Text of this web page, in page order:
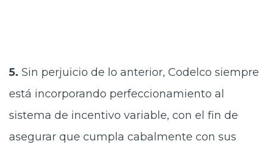
5. Sin perjuicio de lo anterior, Codelco siempre
está incorporando perfeccionamiento al
sistema de incentivo variable, con el fin de
asegurar que cumpla cabalmente con sus